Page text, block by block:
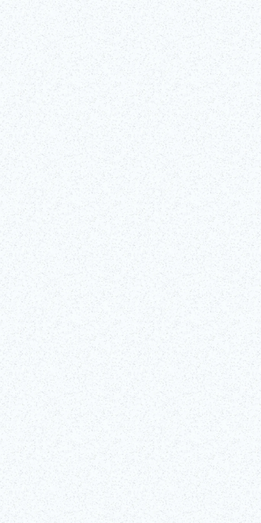
Kabuki
Das Kabuki-Theater ist eine Verkörperung des
grandiosen Musicals am Broadway oder im
Mehr lesen
Mehr erfahren!